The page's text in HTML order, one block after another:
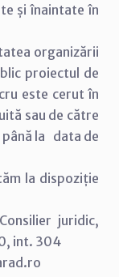
și înaintate în
organizării
proiectul de
este cerut în
sau de către
la data de
la dispoziție
juridic,
int. 304